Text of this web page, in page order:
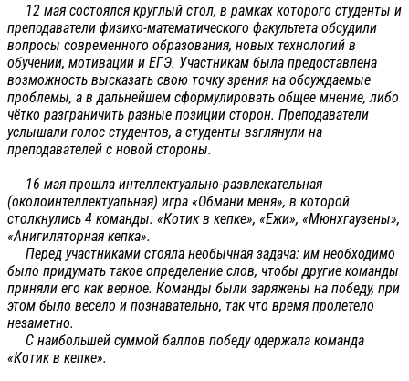
12 мая состоялся круглый стол, в рамках которого студенты и
преподаватели физико-математического факультета обсудили
вопросы современного образования, новых технологий в
обучении, мотивации и ЕГЭ. Участникам была предоставлена
возможность высказать свою точку зрения на обсуждаемые
проблемы, а в дальнейшем сформулировать общее мнение, либо
чётко разграничить разные позиции сторон. Преподаватели
услышали голос студентов, а студенты взглянули на
преподавателей с новой стороны.
16 мая прошла интеллектуально-развлекательная
(околоинтеллектуальная) игра «Обмани меня», в которой
столкнулись 4 команды: «Котик в кепке», «Ежи», «Мюнхгаузены»,
«Анигиляторная кепка».
Перед участниками стояла необычная задача: им необходимо
было придумать такое определение слов, чтобы другие команды
приняли его как верное. Команды были заряжены на победу, при
этом было весело и познавательно, так что время пролетело
незаметно.
С наибольшей суммой баллов победу одержала команда
«Котик в кепке».